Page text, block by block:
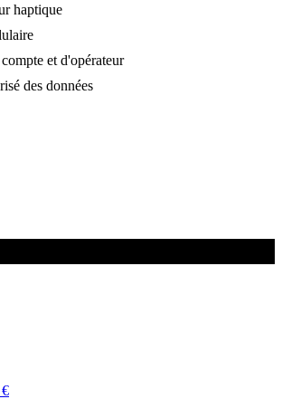
haptique
et d'opérateur
des données